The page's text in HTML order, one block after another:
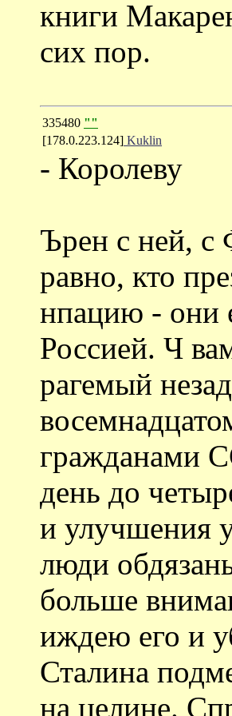
книги
сих пор.
335480 ""
[178.0.223.124] Kuklin
- Королеву
Ърен с ней, с
равно, кто
нпацию - они
Россией. Ч
рагемый
гражданами
день до
и улучшения
люди
больше
иждею его и
Сталина
на целине.